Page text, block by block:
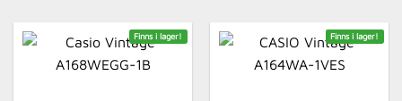
Finns i lager! Finns i lager!